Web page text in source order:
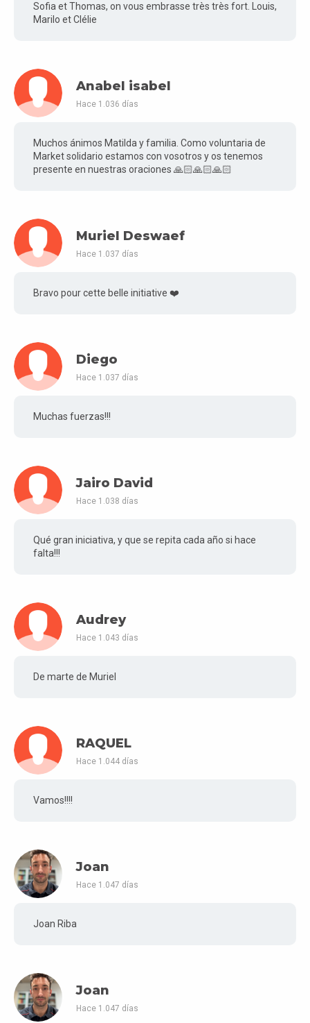
Sofia et Thomas, on vous embrasse très très fort. Louis,
Marilo et Clélie
Anabel isabel
Hace 1.036 días
Muchos ánimos Matilda y familia. Como voluntaria de
Market solidario estamos con vosotros y os tenemos
presente en nuestras oraciones 🙏🏻🙏🏻🙏🏻
Muriel Deswaef
Hace 1.037 días
Bravo pour cette belle initiative ❤️
Diego
Hace 1.037 días
Muchas fuerzas!!!
Jairo David
Hace 1.038 días
Qué gran iniciativa, y que se repita cada año si hace
falta!!!
Audrey
Hace 1.043 días
De marte de Muriel
RAQUEL
Hace 1.044 días
Vamos!!!!
Joan
Hace 1.047 días
Joan Riba
Joan
Hace 1.047 días